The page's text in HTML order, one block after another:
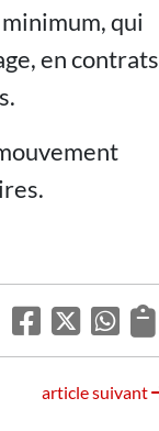
qui
en contrats
article suivant